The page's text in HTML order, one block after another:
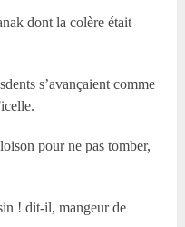
dont la colère était
s’avançaient comme
pour ne pas tomber,
! dit-il, mangeur de